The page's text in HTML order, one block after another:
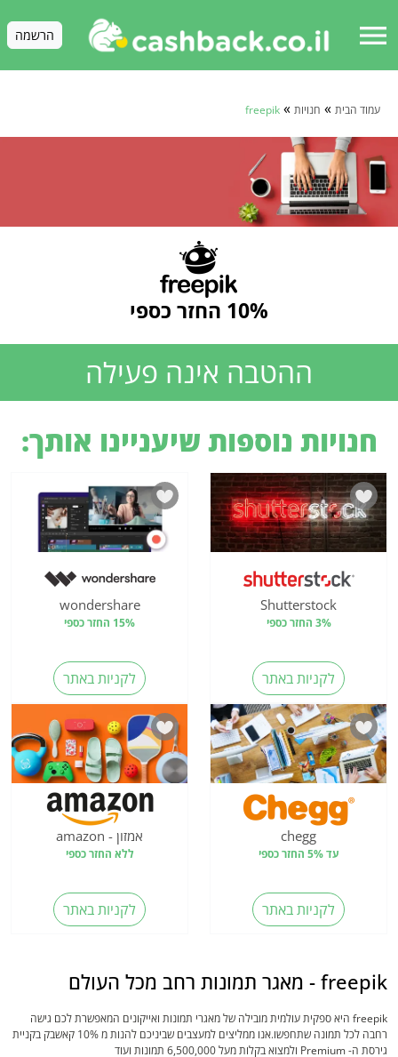
menu הרשמה
עמוד הבית » חנויות »
freepik
10% החזר כספי
ההטבה אינה פעילה
חנויות נוספות שיעניינו אותך:
Shutterstock
3% החזר כספי
לקניות באתר
wondershare
15% החזר כספי
לקניות באתר
chegg
עד 5% החזר כספי
לקניות באתר
אמזון - amazon
ללא החזר כספי
לקניות באתר
freepik - מאגר תמונות רחב מכל העולם
freepik היא ספקית עולמית מובילה של מאגרי תמונות ואייקונים המאפשרת לכם גישה
רחבה לכל תמונה שתחפשו.אנו ממליצים למעצבים שביניכם להנות מ 10% קאשבק בקניית
גירסת ה- Premium ולמצוא בקלות מעל 6,500,000 תמונות ועוד